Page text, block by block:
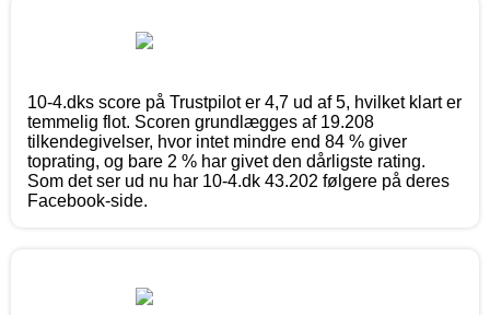
10-4.dks score på Trustpilot er 4,7 ud af 5, hvilket klart er
temmelig flot. Scoren grundlægges af 19.208
tilkendegivelser, hvor intet mindre end 84 % giver
toprating, og bare 2 % har givet den dårligste rating.
Som det ser ud nu har 10-4.dk 43.202 følgere på deres
Facebook-side.